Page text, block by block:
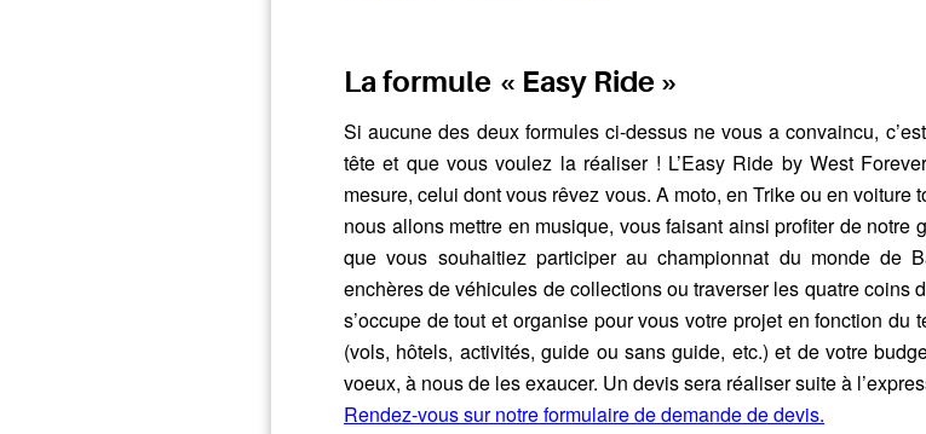
La formule « Easy Ride »
Si aucune des deux formules ci-dessus ne vous a convaincu,
tête et que vous voulez la réaliser ! L’Easy Ride by West
mesure, celui dont vous rêvez vous. A moto, en Trike ou en
nous allons mettre en musique, vous faisant ainsi profiter de notre
que vous souhaitiez participer au championnat du monde de
enchères de véhicules de collections ou traverser les quatre coins
s’occupe de tout et organise pour vous votre projet en fonction du
(vols, hôtels, activités, guide ou sans guide, etc.) et de votre
voeux, à nous de les exaucer. Un devis sera réaliser suite à
Rendez-vous sur notre formulaire de demande de devis.